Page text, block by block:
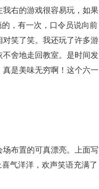
右的游戏很容易玩，如果
，有一次，口令员说向前
笑了笑。我还玩了许多游
舍地走回教室。是时间发
是美味无穷啊！这个六一
布置的可真漂亮。上面写
气洋洋，欢声笑语充满了